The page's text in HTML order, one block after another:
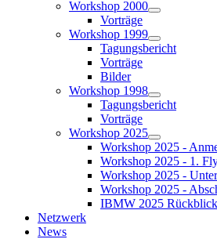
Workshop 2000
Vorträge
Workshop 1999
Tagungsbericht
Vorträge
Bilder
Workshop 1998
Tagungsbericht
Vorträge
Workshop 2025
Workshop 2025 -
Workshop 2025 - 1.
Workshop 2025 -
Workshop 2025 -
IBMW 2025 Rückblick
Netzwerk
News